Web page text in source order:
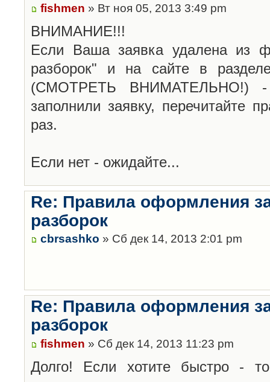
fishmen » Вт ноя 05, 2013 3:49 pm
ВНИМАНИЕ!!!
Если Ваша заявка удалена из
разборок" и на сайте в
(СМОТРЕТЬ ВНИМАТЕЛЬНО!)
заполнили заявку, перечитайте
раз.
Если нет - ожидайте...
Re: Правила оформления
разборок
cbrsashko » Сб дек 14, 2013 2:01 pm
Re: Правила оформления
разборок
fishmen » Сб дек 14, 2013 11:23 pm
Долго! Если хотите быстро -